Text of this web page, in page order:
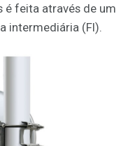
é feita através de um
intermediária (FI).